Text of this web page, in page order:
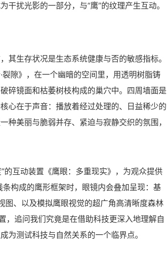
扰光影的一部分，与“鹰”的纹理产生互动。
其生存状况是生态系统健康与否的敏感指标。
隙》，在一个幽暗的空间里，用透明树脂铸
碎镜面和枯萎树枝构成的巢穴中。四周墙面是
心在于声音：播放着经过处理的、日益稀少的
种美丽与脆弱并存、紧迫与寂静交织的氛围，
的互动装置《鹰眼：多重现实》，为观众提供
构成的鹰形框架时，眼镜内会叠加呈现：基
图、以及模拟鹰眼视觉的超广角高清晰度森林
，追问我们究竟是在借助科技更深入地理解自
为测试科技与自然关系的一个临界点。